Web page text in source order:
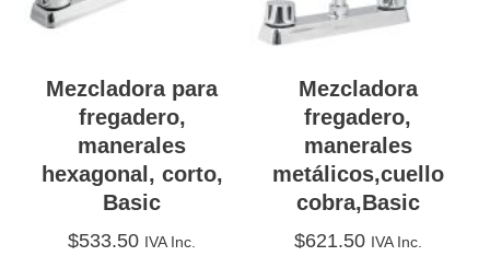
Mezcladora para
fregadero,
manerales
hexagonal, corto,
Basic
$533.50 IVA Inc.
Mezcladora
fregadero,
manerales
metálicos,cuello
cobra,Basic
$621.50 IVA Inc.